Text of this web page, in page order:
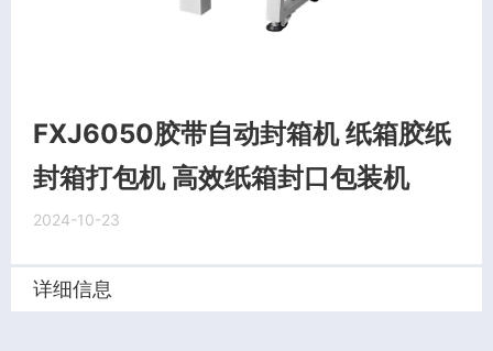
FXJ6050胶带自动封箱机 纸箱胶纸
封箱打包机 高效纸箱封口包装机
2024-10-23
详细信息